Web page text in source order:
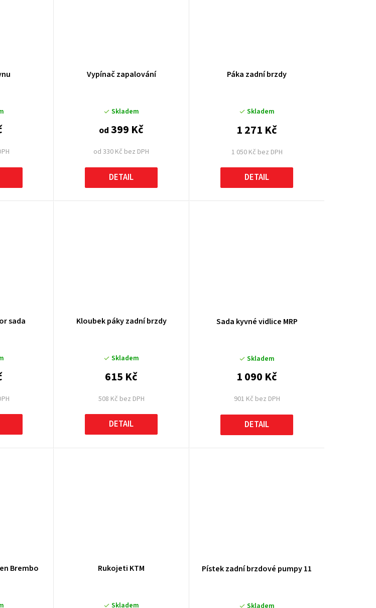
Vypínač zapalování
Skladem
od 330 Kč bez DPH
od 399 Kč
DETAIL
Páka zadní brzdy
Skladem
1 050 Kč bez DPH
1 271 Kč
DETAIL
sada Kloubek páky zadní brzdy
Skladem
508 Kč bez DPH
615 Kč
DETAIL
Sada kyvné vidlice MRP
Skladem
901 Kč bez DPH
1 090 Kč
DETAIL
Brembo Rukojeti KTM
Skladem
Pístek zadní brzdové pumpy 11
Skladem